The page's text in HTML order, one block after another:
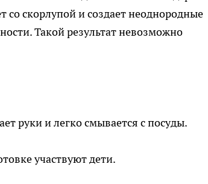
со скорлупой и создает неоднородные
Такой результат невозможно
руки и легко смывается с посуды.
участвуют дети.